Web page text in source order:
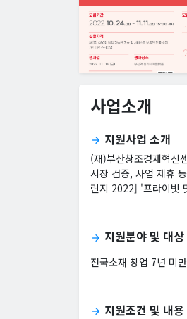
사업소개
arrow_forward 지원사업 소개
(재)부산창조경제혁신
시장 검증, 사업 제휴
린지 2022] '프라이빗
arrow_forward 지원분야 및 대상
전국소재 창업 7년 미
arrow_forward 지원조건 및 내용